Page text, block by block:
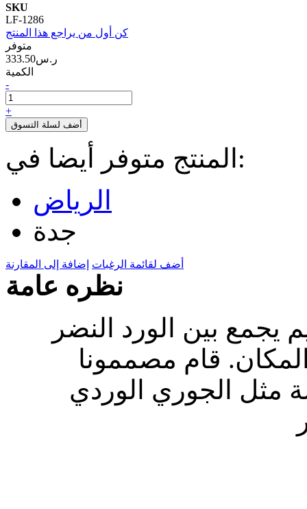
SKU
LF-1286
كن أول من يراجع هذا المنتج
متوفر
333.50ر.س‏
الكمية
-
+
أضف لسلة التسوق
المنتج متوفر أيضا في:
الرياض
جدة
أضف لقائمة الرغبات إضافة إلى المقارنة
نظره عامة
يجمع بين الورد النضر
قام مصممونا
مثل الجوري الوردي